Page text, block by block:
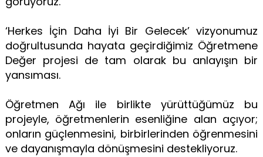
‘Herkes İçin Daha İyi Bir Gelecek’ vizyonumuz
doğrultusunda hayata geçirdiğimiz Öğretmene
Değer projesi de tam olarak bu anlayışın bir
yansıması.
Öğretmen Ağı ile birlikte yürüttüğümüz bu
projeyle, öğretmenlerin esenliğine alan açıyor;
onların güçlenmesini, birbirlerinden öğrenmesini
ve dayanışmayla dönüşmesini destekliyoruz.